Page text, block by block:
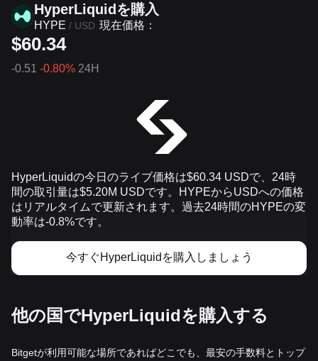
HyperLiquidを‌購入
HYPE / USD 現在価格：
$60.34
-0.51 -0.80% 24H
HyperLiquidの今日のライブ価格は$60.34 USDで、24時
間の取引量は$5.20M USDです。HYPEからUSDへの価格
はリアルタイムで更新されます。過去24時間のHYPEの変
動率は-0.8%です。
今すぐHyperLiquidを購入しましょう
他の国でHyperLiquidを購入する
Bitgetが利用可能な場所であればどこでも、最安の手数料とトップ